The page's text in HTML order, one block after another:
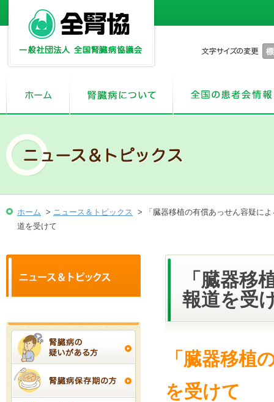
ホーム > ニュース＆トピックス > 「臓器移植の有償あっせん容疑に
道を受けて
「臓器移
報道を受
「臓器移植
を受けて